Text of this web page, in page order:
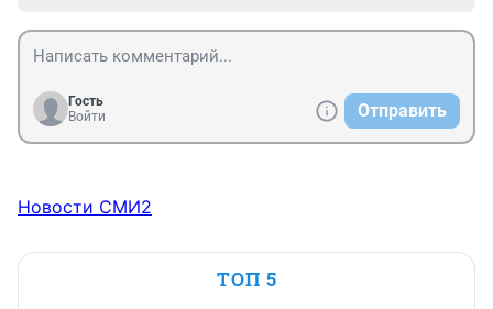
Гость
Войти
Отправить
Новости СМИ2
ТОП 5